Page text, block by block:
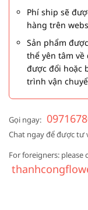
Phí ship sẽ
hàng trên
Sản phẩm
thể yên tâm về
được đổi hoặc
trình vận
Gọi ngay:
Chat ngay để được tư
For foreigners: please